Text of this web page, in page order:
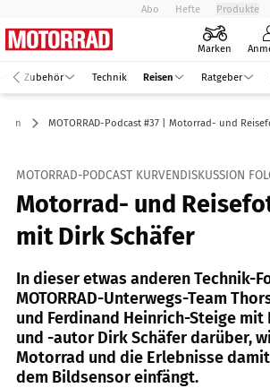
Abo Hefte Produkte
Marken
Zubehör Technik Reisen Ratgeber
MOTORRAD-Podcast #37 | Motorrad- und
MOTORRAD-PODCAST KURVENDISKUSSION
Motorrad- und
mit Dirk Schäfer
In dieser etwas anderen Technik-
MOTORRAD-Unterwegs-Team
und Ferdinand Heinrich-Steige
und -autor Dirk Schäfer darüber,
Motorrad und die Erlebnisse
dem Bildsensor einfängt.